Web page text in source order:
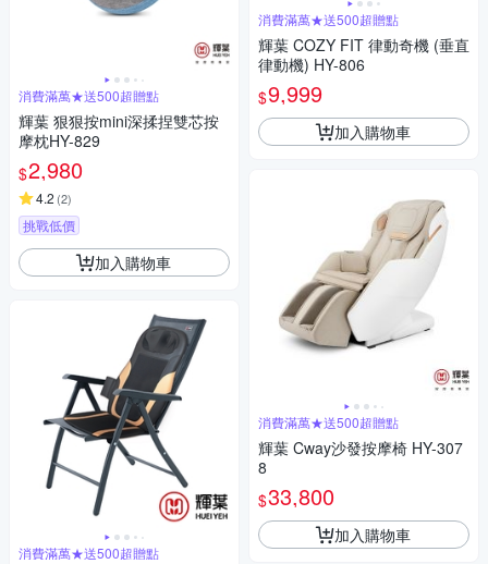
消費滿萬★送500超贈點
輝葉 狠狠按mini深揉捏雙芯按
摩枕HY-829
$2,980
4.2 (2)
挑戰低價
加入購物車
消費滿萬★送500超贈點
消費滿萬★送500超贈點
輝葉 COZY FIT 律動奇機 (垂直
律動機) HY-806
$9,999
加入購物車
消費滿萬★送500超贈點
輝葉 Cway沙發按摩椅 HY-307
8
$33,800
加入購物車